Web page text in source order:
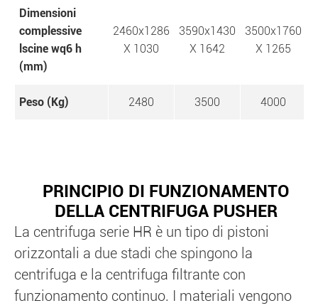
Dimensioni
complessive
lscine wq6 h
(mm)
2460x1286
X 1030
3590x1430
X 1642
3500x1760
X 1265
Peso (Kg) 2480 3500 4000
PRINCIPIO DI FUNZIONAMENTO
DELLA CENTRIFUGA PUSHER
La centrifuga serie HR è un tipo di pistoni
orizzontali a due stadi che spingono la
centrifuga e la centrifuga filtrante con
funzionamento continuo. I materiali vengono